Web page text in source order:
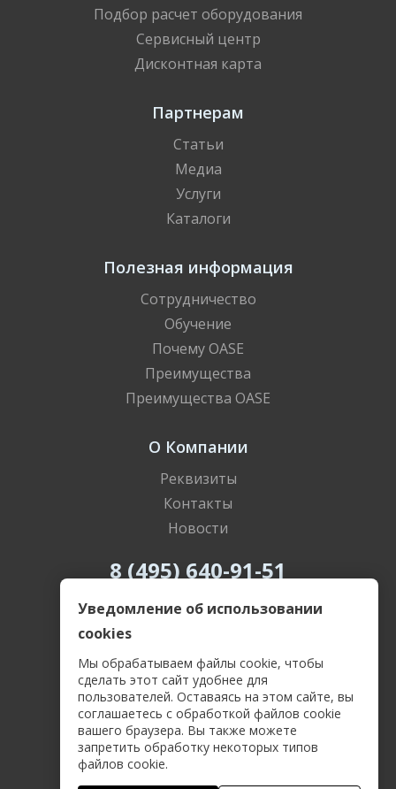
Подбор расчет оборудования
Сервисный центр
Дисконтная карта
Партнерам
Статьи
Медиа
Услуги
Каталоги
Полезная информация
Сотрудничество
Обучение
Почему OASE
Преимущества
Преимущества OASE
О Компании
Реквизиты
Контакты
Новости
8 (495) 640-91-51
8 (800) 505-69-55
Политика конфиденциальности
Пользовательское соглашение
Соглашение о защите персональных данных
Договор-оферта
2026 OASE.SU Компания ГОЛЬФСТРИМ
Уведомление об использовании
cookies
Мы обрабатываем файлы cookie, чтобы
сделать этот сайт удобнее для
пользователей. Оставаясь на этом сайте, вы
соглашаетесь с обработкой файлов cookie
вашего браузера. Вы также можете
запретить обработку некоторых типов
файлов cookie.